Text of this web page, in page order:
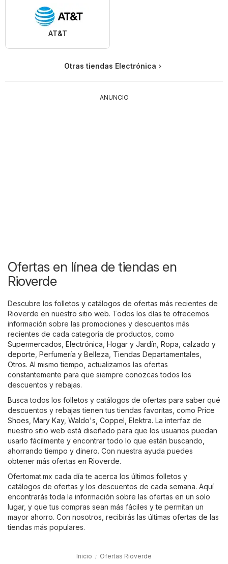
AT&T
Otras tiendas Electrónica
ANUNCIO
Ofertas en línea de tiendas en
Rioverde
Descubre los folletos y catálogos de ofertas más recientes de
Rioverde en nuestro sitio web. Todos los días te ofrecemos
información sobre las promociones y descuentos más
recientes de cada categoría de productos, como
Supermercados Electrónica Hogar y Jardín Ropa, calzado y
deporte Perfumería y Belleza Tiendas Departamentales
Otros. Al mismo tiempo, actualizamos las ofertas
constantemente para que siempre conozcas todos los
descuentos y rebajas.
Busca todos los folletos y catálogos de ofertas para saber qué
descuentos y rebajas tienen tus tiendas favoritas, como Price
Shoes Mary Kay, Waldo's Coppel Elektra. La interfaz de
nuestro sitio web está diseñado para que los usuarios puedan
usarlo fácilmente y encontrar todo lo que están buscando,
ahorrando tiempo y dinero. Con nuestra ayuda puedes
obtener más ofertas en Rioverde.
Ofertomat.mx cada día te acerca los últimos folletos y
catálogos de ofertas y los descuentos de cada semana. Aquí
encontrarás toda la información sobre las ofertas en un solo
lugar, y que tus compras sean más fáciles y te permitan un
mayor ahorro. Con nosotros, recibirás las últimas ofertas de las
tiendas más populares.
Inicio Ofertas Rioverde